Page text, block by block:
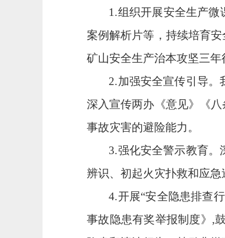
1.组织开展安全生产微
案例解析片等， 持续培育
矿山安全生产治本攻坚三年
2.加强安全宣传引导。
深入宣传两办《意见》《
事故灾害的避险能力。
3.强化安全警示教育。
辨识、初起火灾扑救和应急
4.开展“安全隐患排查
事故隐患有奖举报制度》,